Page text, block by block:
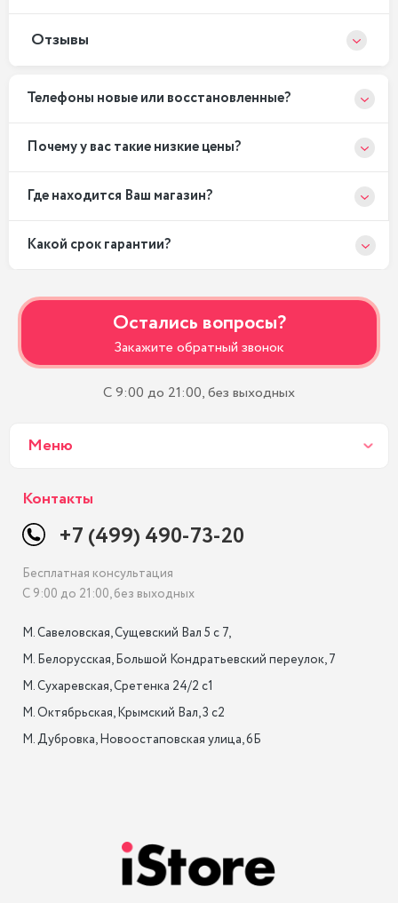
Отзывы
Телефоны новые или восстановленные?
Почему у вас такие низкие цены?
Где находится Ваш магазин?
Какой срок гарантии?
Остались вопросы?
Закажите обратный звонок
С 9:00 до 21:00, без выходных
Меню
Контакты
+7 (499) 490-73-20
Бесплатная консультация
С 9:00 до 21:00, без выходных
М. Савеловская, Сущевский Вал 5 с 7,
М. Белорусская, Большой Кондратьевский переулок, 7
М. Сухаревская, Сретенка 24/2 с1
М. Октябрьская, Крымский Вал, 3 с2
М. Дубровка, Новоостаповская улица, 6Б